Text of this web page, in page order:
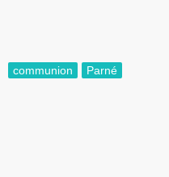
communion Parné